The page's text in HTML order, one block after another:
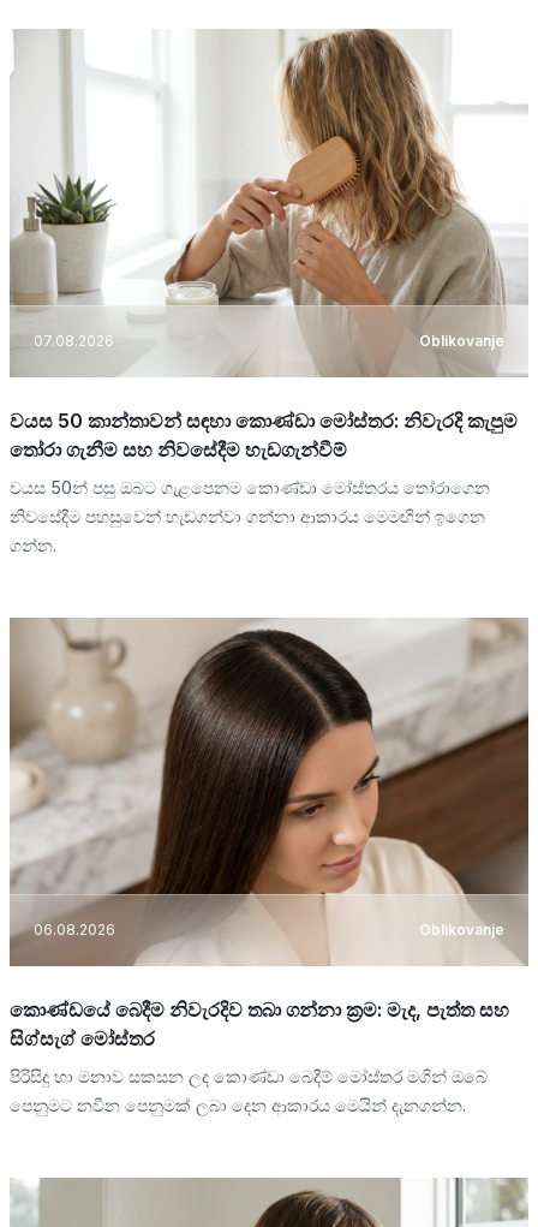
07.08.2026 Oblikovanje
වයස 50 කාන්තාවන් සඳහා කොණ්ඩා මෝස්තර: නිවැරදි කැපුම
තෝරා ගැනීම සහ නිවසේදීම හැඩගැන්වීම්
වයස 50න් පසු ඔබට ගැළපෙනම කොණ්ඩා මෝස්තරය තෝරාගෙන
නිවසේදීම පහසුවෙන් හැඩගන්වා ගන්නා ආකාරය මෙමඟින් ඉගෙන
ගන්න.
06.08.2026 Oblikovanje
කොණ්ඩයේ බෙදීම නිවැරදිව තබා ගන්නා ක්‍රම: මැද, පැත්ත සහ
සිග්සැග් මෝස්තර
පිරිසිදු හා මනාව සකසන ලද කොණ්ඩා බෙදීම් මෝස්තර මගින් ඔබේ
පෙනුමට නවීන පෙනුමක් ලබා දෙන ආකාරය මෙයින් දැනගන්න.